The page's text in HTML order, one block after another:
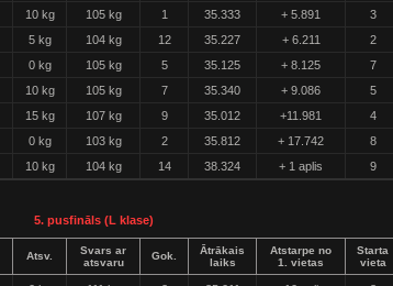
10 kg 105 kg 1 35.333 + 5.891 3
5 kg 104 kg 12 35.227 + 6.211 2
0 kg 105 kg 5 35.125 + 8.125 7
10 kg 105 kg 7 35.340 + 9.086 5
15 kg 107 kg 9 35.012 +11.981 4
0 kg 103 kg 2 35.812 + 17.742 8
10 kg 104 kg 14 38.324 + 1 aplis 9
5. pusfināls (L klase)
Atsv.
Svars ar
atsvaru
Gok.
Ātrākais
laiks
Atstarpe no
1. vietas
Starta
vieta